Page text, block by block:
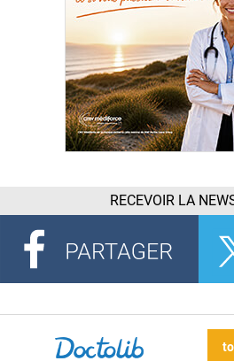
RECEVOIR LA